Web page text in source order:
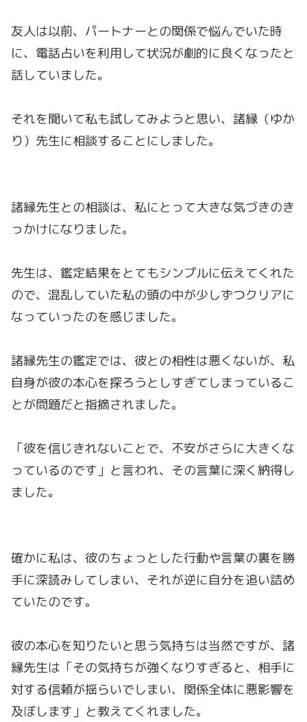
友人は以前、パートナーとの関係で悩んでいた時
に、電話占いを利用して状況が劇的に良くなったと
話していました。
それを聞いて私も試してみようと思い、諸縁（ゆか
り）先生に相談することにしました。
諸縁先生との相談は、私にとって大きな気づきのき
っかけになりました。
先生は、鑑定結果をとてもシンプルに伝えてくれた
ので、混乱していた私の頭の中が少しずつクリアに
なっていったのを感じました。
諸縁先生の鑑定では、彼との相性は悪くないが、私
自身が彼の本心を探ろうとしすぎてしまっているこ
とが問題だと指摘されました。
「彼を信じきれないことで、不安がさらに大きくな
っているのです」と言われ、その言葉に深く納得し
ました。
確かに私は、彼のちょっとした行動や言葉の裏を勝
手に深読みしてしまい、それが逆に自分を追い詰め
ていたのです。
彼の本心を知りたいと思う気持ちは当然ですが、諸
縁先生は「その気持ちが強くなりすぎると、相手に
対する信頼が揺らいでしまい、関係全体に悪影響を
及ぼします」と教えてくれました。